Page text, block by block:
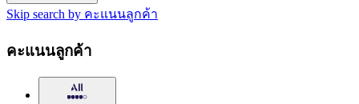
Skip search by คะแนนลูกค้า
คะแนนลูกค้า